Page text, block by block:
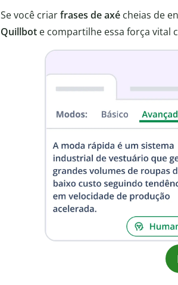
Se você criarfrases de axé cheias de
Quillbot e compartilhe essa força vital